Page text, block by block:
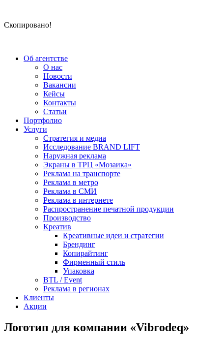
Скопировано!
Об агентстве
О нас
Новости
Вакансии
Кейсы
Контакты
Статьи
Портфолио
Услуги
Стратегия и медиа
Исследование BRAND LIFT
Наружная реклама
Экраны в ТРЦ «Мозаика»
Реклама на транспорте
Реклама в метро
Реклама в СМИ
Реклама в интернете
Распространение печатной продукции
Производство
Креатив
Креативные идеи и стратегии
Брендинг
Копирайтинг
Фирменный стиль
Упаковка
BTL / Event
Реклама в регионах
Клиенты
Акции
Логотип для компании «Vibrodeq»